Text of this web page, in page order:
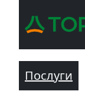
Послуги